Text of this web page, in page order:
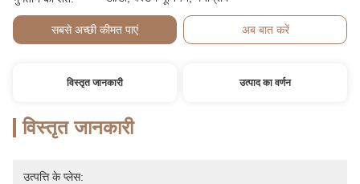
सबसे अच्छी कीमत पाएं अब बात करें
विस्तृत जानकारी उत्पाद का वर्णन
विस्तृत जानकारी
उत्पत्ति के प्लेस: